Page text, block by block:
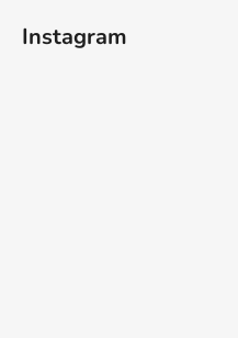
Instagram